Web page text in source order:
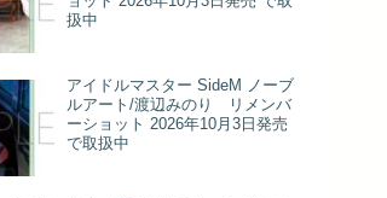
扱中
アイドルマスター SideM ノーブ
ルアート/渡辺みのり リメンバ
ーショット 2026年10月3日発売
で取扱中